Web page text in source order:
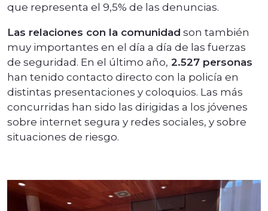
que representa el 9,5% de las denuncias.
Las relaciones con la comunidad son también
muy importantes en el día a día de las fuerzas
de seguridad. En el último año, 2.527 personas
han tenido contacto directo con la policía en
distintas presentaciones y coloquios. Las más
concurridas han sido las dirigidas a los jóvenes
sobre internet segura y redes sociales, y sobre
situaciones de riesgo.